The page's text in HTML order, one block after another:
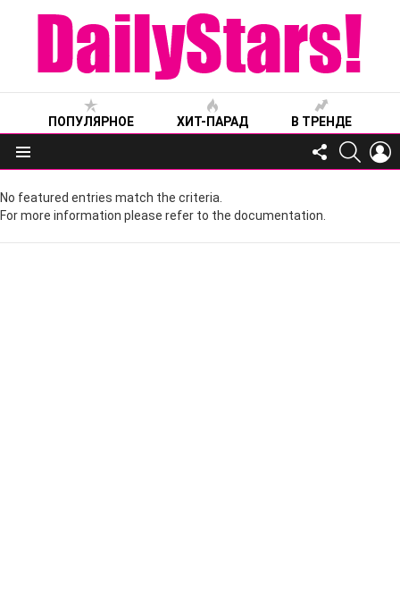
ПОПУЛЯРНОЕ ХИТ-ПАРАД В ТРЕНДЕ
Меню
FOLLOW
US
No featured entries match the criteria.
For more information please refer to the documentation.